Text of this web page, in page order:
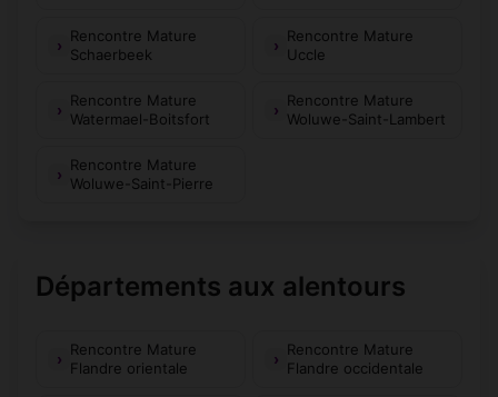
Rencontre Mature
Schaerbeek
Rencontre Mature
Uccle
Rencontre Mature
Watermael-Boitsfort
Rencontre Mature
Woluwe-Saint-Lambert
Rencontre Mature
Woluwe-Saint-Pierre
Départements aux alentours
Rencontre Mature
Flandre orientale
Rencontre Mature
Flandre occidentale